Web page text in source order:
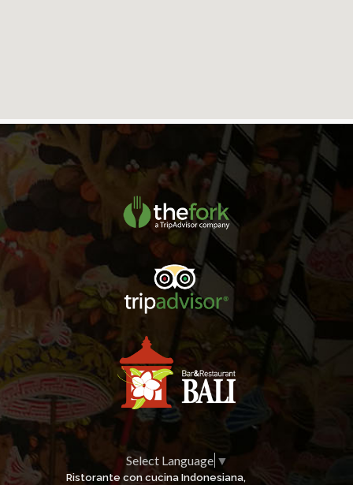
Select Language ▼
Ristorante con cucina Indonesiana,